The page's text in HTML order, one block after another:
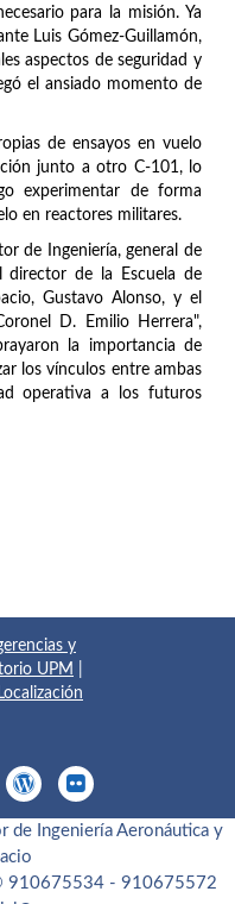
para la misión. Ya
Luis Gómez-Guillamón,
aspectos de seguridad y
el ansiado momento de
de ensayos en vuelo
junto a otro C-101, lo
experimentar de forma
en reactores militares.
de Ingeniería, general de
director de la Escuela de
Gustavo Alonso, y el
D. Emilio Herrera",
la importancia de
los vínculos entre ambas
operativa a los futuros
y
UPM
Localización
de Ingeniería Aeronáutica y
910675534 - 910675572